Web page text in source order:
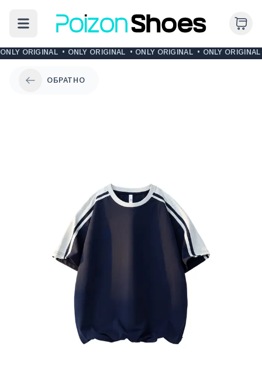
ONLY ORIGINAL • ONLY ORIGINAL • ONLY ORIGINAL • ONLY ORIGINAL
ОБРАТНО